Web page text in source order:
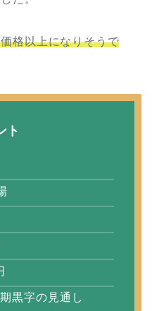
格以上になりそうで
ト
黒字の見通し